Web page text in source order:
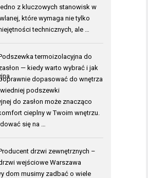
z kluczowych stanowisk w
które wymaga nie tylko
technicznych, ale …
termoizolacyjna do
— kiedy warto wybrać i jak
dopasować do wnętrza
podszewki
do zasłon może znacząco
cieplny w Twoim wnętrzu.
się na …
drzwi zewnętrznych –
wejściowe Warszawa
dom musimy zadbać o wiele